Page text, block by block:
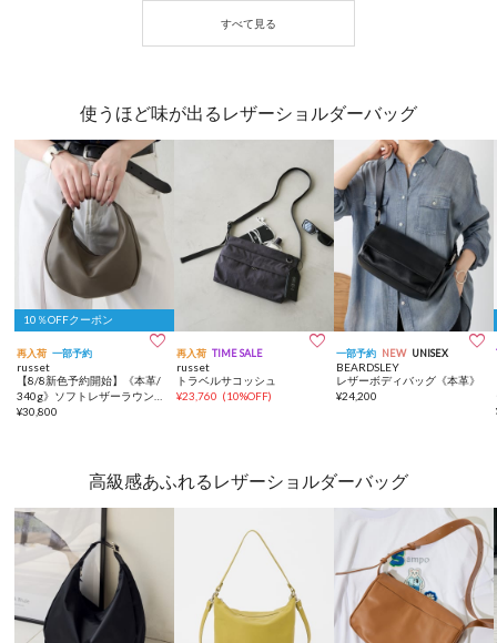
使うほど味が出るレザーショルダーバッグ
10％OFFクーポン
再入荷 一部予約 
russet
【8/8新色予約開始】《本革/
340g》ソフトレザーラウンド
ショルダーバッグ
¥30,800
再入荷 TIME SALE 
russet
トラベルサコッシュ
¥23,760 (10%OFF)
一部予約 NEW UNISEX 
BEARDSLEY
レザーボディバッグ《本革》
¥24,200
高級感あふれるレザーショルダーバッグ